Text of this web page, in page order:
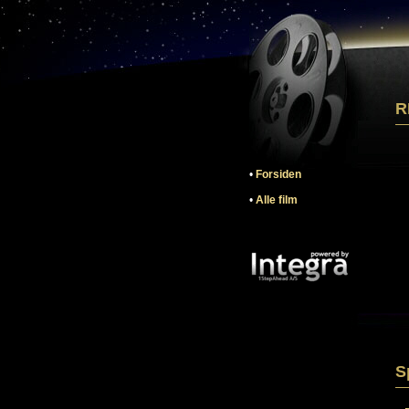
• Forsiden
• Alle film